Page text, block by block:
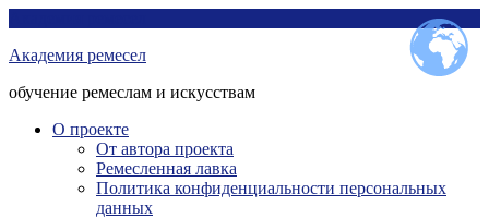
контенту
Академия ремесел
обучение ремеслам и искусствам
О проекте
От автора проекта
Ремесленная лавка
Политика конфиденциальности персональных
данных